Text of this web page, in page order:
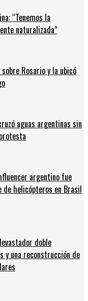
“Tenemos la
naturalizada”
Rosario y la ubicó
aguas argentinas sin
argentino fue
de helicópteros en Brasil
doble
una reconstrucción de